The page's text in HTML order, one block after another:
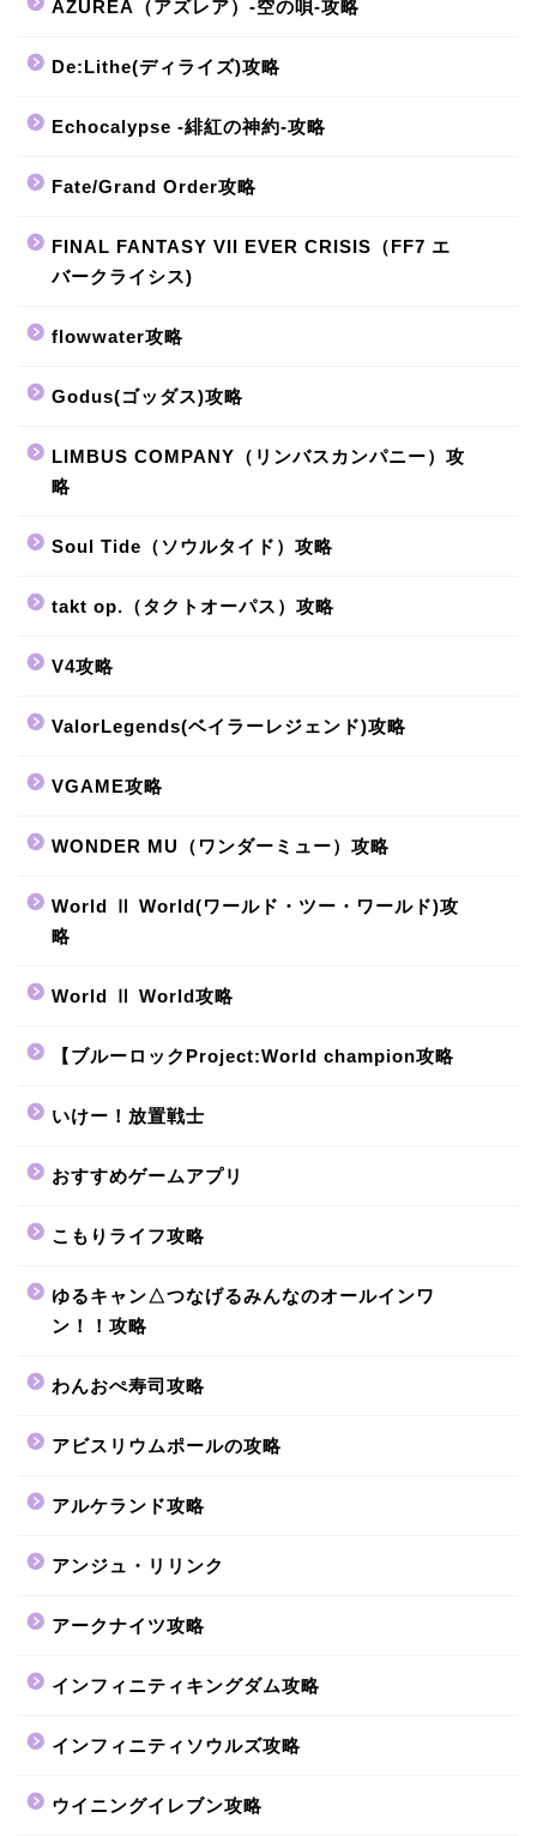
AZUREA（アズレア）-空の唄-攻略
De:Lithe(ディライズ)攻略
Echocalypse -緋紅の神約-攻略
Fate/Grand Order攻略
FINAL FANTASY VII EVER CRISIS（FF7 エ
バークライシス)
flowwater攻略
Godus(ゴッダス)攻略
LIMBUS COMPANY（リンバスカンパニー）攻
略
Soul Tide（ソウルタイド）攻略
takt op.（タクトオーパス）攻略
V4攻略
ValorLegends(ベイラーレジェンド)攻略
VGAME攻略
WONDER MU（ワンダーミュー）攻略
World Ⅱ World(ワールド・ツー・ワールド)攻
略
World Ⅱ World攻略
【ブルーロックProject:World champion攻略
いけー！放置戦士
おすすめゲームアプリ
こもりライフ攻略
ゆるキャン△つなげるみんなのオールインワ
ン！！攻略
わんおぺ寿司攻略
アビスリウムポールの攻略
アルケランド攻略
アンジュ・リリンク
アークナイツ攻略
インフィニティキングダム攻略
インフィニティソウルズ攻略
ウイニングイレブン攻略